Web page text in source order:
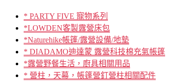
* PARTY FIVE 寵物系列
*LOWDEN客製露營床包
*Naturehike帳篷/露營設備/地墊
* DIADAMO迪達蒙 露營科技棉充氣帳篷
*露營野餐生活，廚具相關用品
* 營柱，天幕，帳篷營釘營柱相關配件